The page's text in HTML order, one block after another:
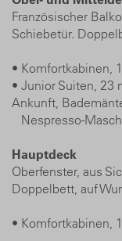
Französischer
Schiebetür.
• Komfortkabinen,
• Junior Suiten, 23
Ankunft,
Nespresso-
Hauptdeck
Oberfenster, aus
Doppelbett, auf
• Komfortkabinen,